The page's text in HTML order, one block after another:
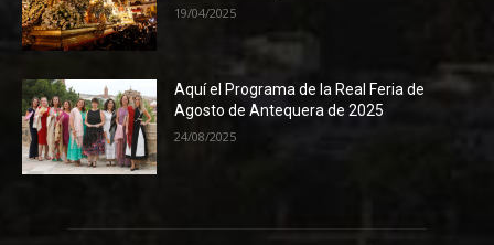
19/04/2025
Aquí el Programa de la Real Feria de
Agosto de Antequera de 2025
24/08/2025